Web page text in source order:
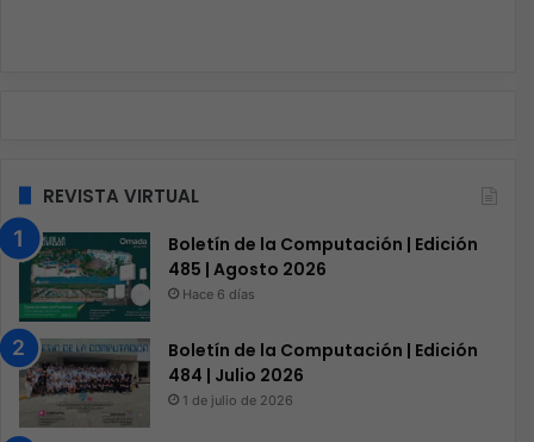
REVISTA VIRTUAL
Boletín de la Computación | Edición
485 | Agosto 2026
Hace 6 días
Boletín de la Computación | Edición
484 | Julio 2026
1 de julio de 2026